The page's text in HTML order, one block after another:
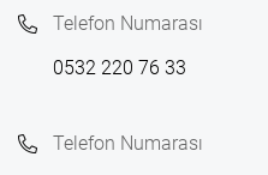
Telefon Numarası
0532 220 76 33
Telefon Numarası